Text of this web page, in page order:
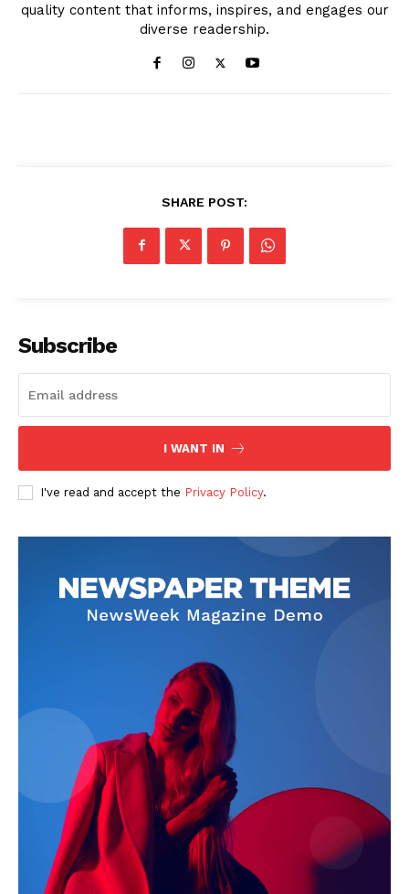
quality content that informs, inspires, and engages our
diverse readership.
SHARE POST:
Subscribe
I WANT IN
I've read and accept the Privacy Policy.